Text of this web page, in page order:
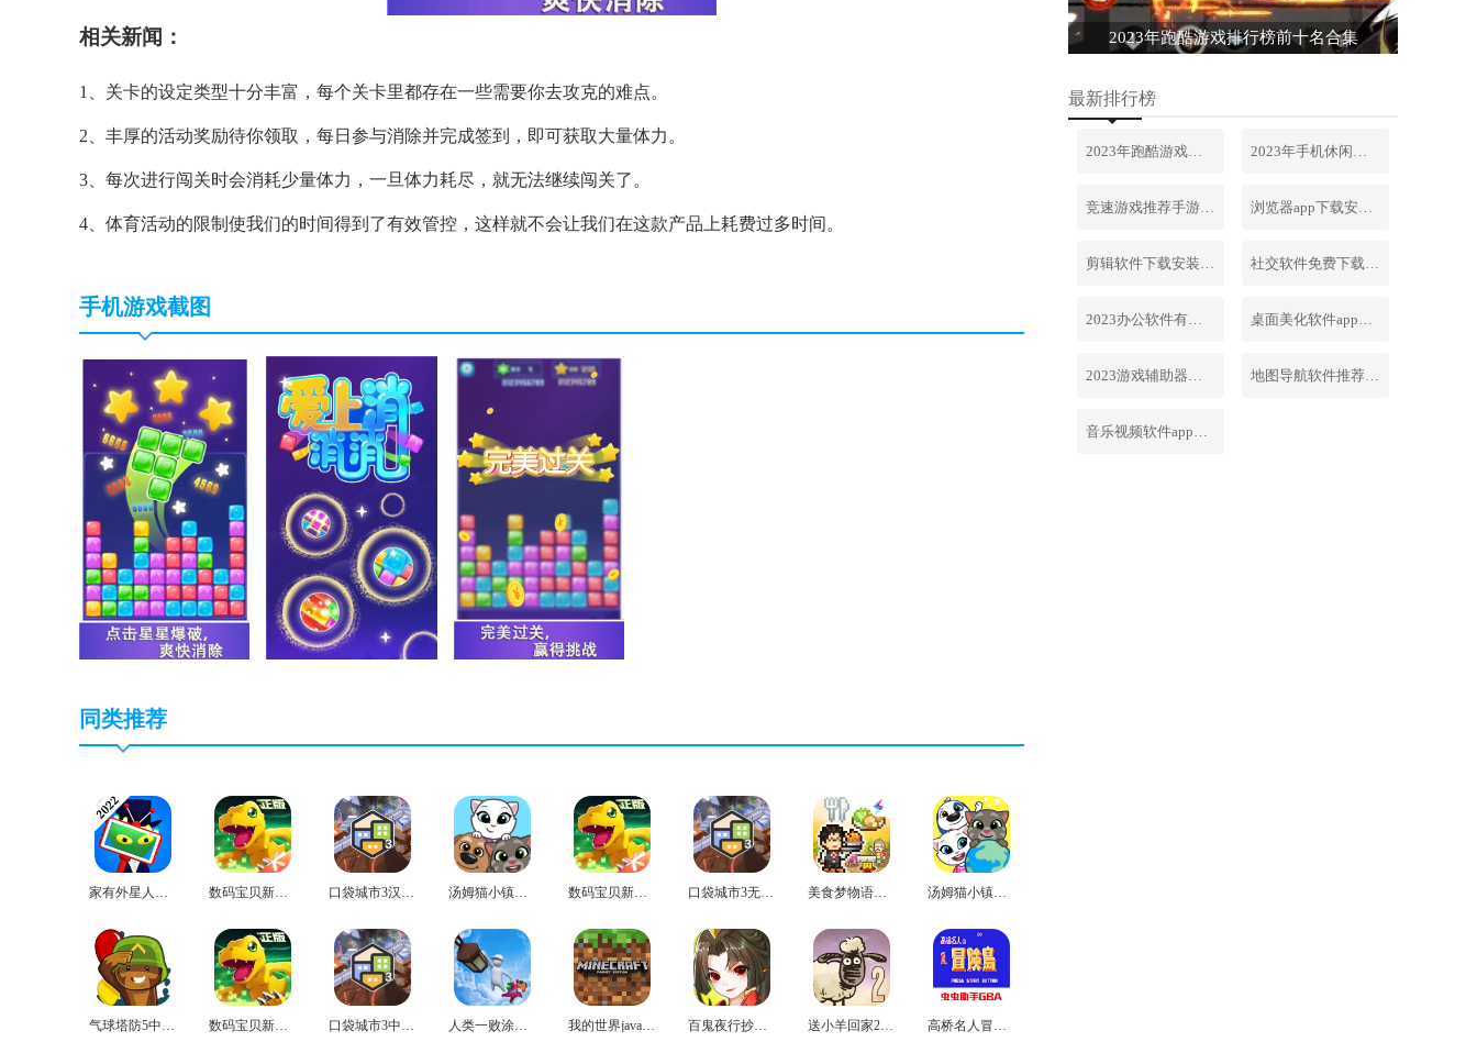
相关新闻：
1、关卡的设定类型十分丰富，每个关卡里都存在一些需要你去攻克的难点。
2、丰厚的活动奖励待你领取，每日参与消除并完成签到，即可获取大量体力。
3、每次进行闯关时会消耗少量体力，一旦体力耗尽，就无法继续闯关了。
4、体育活动的限制使我们的时间得到了有效管控，这样就不会让我们在这款产品上耗费过多时间。
手机游戏截图
同类推荐
数码宝贝新世纪免费版 汤姆猫小镇无广告版 数码宝贝新世纪手机版 口袋城市3无广告版 美食梦物语免费版 汤姆猫小镇国际服
数码宝贝新世纪官网版 人类一败涂地正版 我的世界java版基岩版 百鬼夜行抄手机版 送小羊回家2手机版
2023年跑酷游戏排行榜前十名合集
最新排行榜
2023年跑酷游戏排行榜前十名合集 2023年手机休闲游戏排行榜前十名
竞速游戏推荐手游排行榜最新2023 浏览器app下载安装免费官网
剪辑软件下载安装免费手机版 社交软件免费下载安装大全最新
2023办公软件有哪些合集软件 桌面美化软件app下载安卓版
2023游戏辅助器软件大全免费 地图导航软件推荐下载安装手机版
音乐视频软件app下载安装免费